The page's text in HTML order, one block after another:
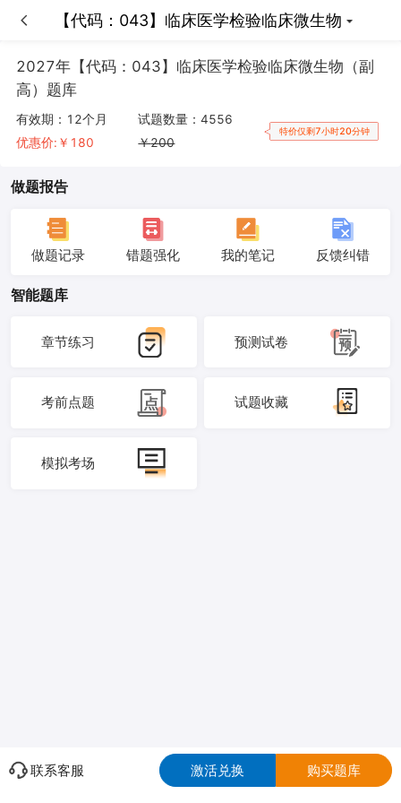
【代码：043】临床医学检验临床微生物
【代码：043】临床医学检验临床微生物
2027年【代码：043】临床医学检验临床微生物（副
高）题库
有效期： 12个月
优惠价:￥ 180
试题数量：4556
￥200
特价仅剩7小时20分钟
做题报告
做题记录 错题强化 我的笔记 反馈纠错
智能题库
章节练习 预测试卷
考前点题 试题收藏
模拟考场
联系客服 激活兑换 购买题库